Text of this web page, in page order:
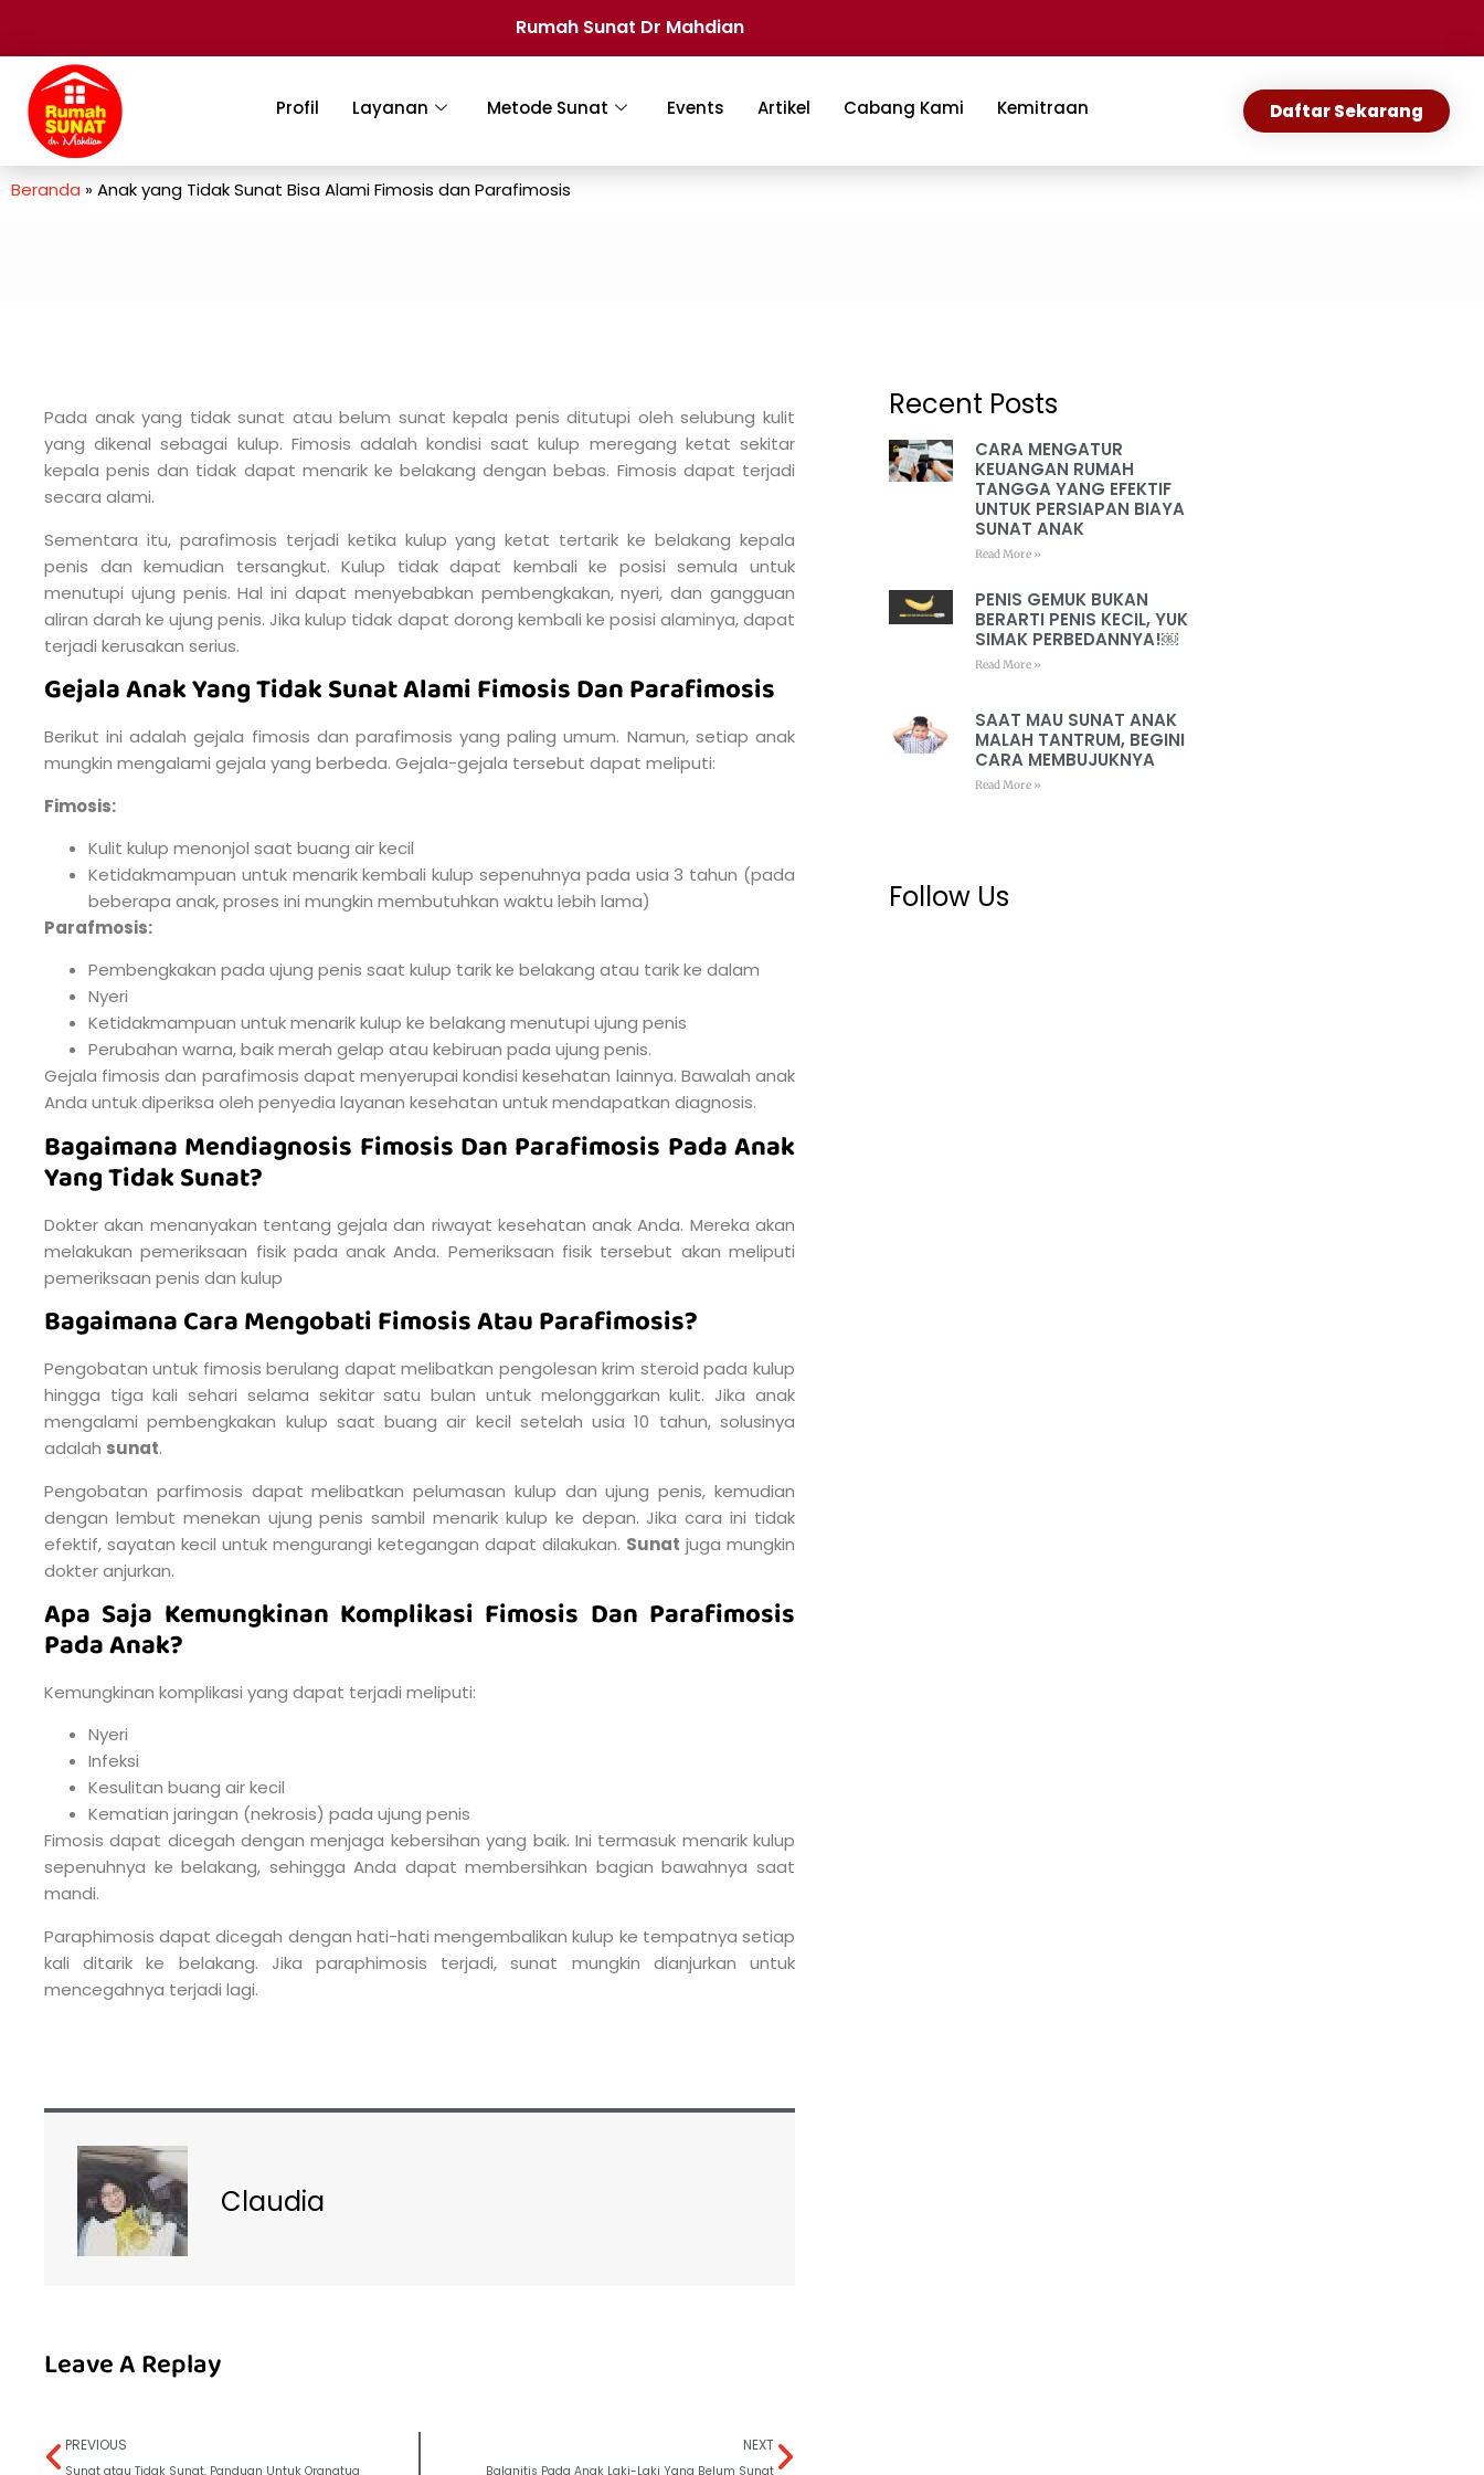
Rumah Sunat Dr Mahdian
Profil Layanan Metode Sunat Events Artikel Cabang Kami Kemitraan Daftar Sekarang
Beranda »Anak yang Tidak Sunat Bisa Alami Fimosis dan Parafimosis
Pada anak yang tidak sunat atau belum sunat kepala penis ditutupi oleh selubung kulit
yang dikenal sebagai kulup. Fimosis adalah kondisi saat kulup meregang ketat sekitar
kepala penis dan tidak dapat menarik ke belakang dengan bebas. Fimosis dapat terjadi
secara alami.
Sementara itu, parafimosis terjadi ketika kulup yang ketat tertarik ke belakang kepala
penis dan kemudian tersangkut. Kulup tidak dapat kembali ke posisi semula untuk
menutupi ujung penis. Hal ini dapat menyebabkan pembengkakan, nyeri, dan gangguan
aliran darah ke ujung penis. Jika kulup tidak dapat dorong kembali ke posisi alaminya, dapat
terjadi kerusakan serius.
Gejala Anak Yang Tidak Sunat Alami Fimosis Dan Parafimosis
Berikut ini adalah gejala fimosis dan parafimosis yang paling umum. Namun, setiap anak
mungkin mengalami gejala yang berbeda. Gejala-gejala tersebut dapat meliputi:
Fimosis:
Kulit kulup menonjol saat buang air kecil
Ketidakmampuan untuk menarik kembali kulup sepenuhnya pada usia 3 tahun (pada
beberapa anak, proses ini mungkin membutuhkan waktu lebih lama)
Parafmosis:
Pembengkakan pada ujung penis saat kulup tarik ke belakang atau tarik ke dalam
Nyeri
Ketidakmampuan untuk menarik kulup ke belakang menutupi ujung penis
Perubahan warna, baik merah gelap atau kebiruan pada ujung penis.
Gejala fimosis dan parafimosis dapat menyerupai kondisi kesehatan lainnya. Bawalah anak
Anda untuk diperiksa oleh penyedia layanan kesehatan untuk mendapatkan diagnosis.
Bagaimana Mendiagnosis Fimosis Dan Parafimosis Pada Anak
Yang Tidak Sunat?
Dokter akan menanyakan tentang gejala dan riwayat kesehatan anak Anda. Mereka akan
melakukan pemeriksaan fisik pada anak Anda. Pemeriksaan fisik tersebut akan meliputi
pemeriksaan penis dan kulup
Bagaimana Cara Mengobati Fimosis Atau Parafimosis?
Pengobatan untuk fimosis berulang dapat melibatkan pengolesan krim steroid pada kulup
hingga tiga kali sehari selama sekitar satu bulan untuk melonggarkan kulit. Jika anak
mengalami pembengkakan kulup saat buang air kecil setelah usia 10 tahun, solusinya
adalah sunat.
Pengobatan parfimosis dapat melibatkan pelumasan kulup dan ujung penis, kemudian
dengan lembut menekan ujung penis sambil menarik kulup ke depan. Jika cara ini tidak
efektif, sayatan kecil untuk mengurangi ketegangan dapat dilakukan. Sunat juga mungkin
dokter anjurkan.
Apa Saja Kemungkinan Komplikasi Fimosis Dan Parafimosis
Pada Anak?
Kemungkinan komplikasi yang dapat terjadi meliputi:
Nyeri
Infeksi
Kesulitan buang air kecil
Kematian jaringan (nekrosis) pada ujung penis
Fimosis dapat dicegah dengan menjaga kebersihan yang baik. Ini termasuk menarik kulup
sepenuhnya ke belakang, sehingga Anda dapat membersihkan bagian bawahnya saat
mandi.
Paraphimosis dapat dicegah dengan hati-hati mengembalikan kulup ke tempatnya setiap
kali ditarik ke belakang. Jika paraphimosis terjadi, sunat mungkin dianjurkan untuk
mencegahnya terjadi lagi.
Claudia
Leave A Replay
PREVIOUS
Sunat atau Tidak Sunat, Panduan Untuk Orangtua
NEXT
Balanitis Pada Anak Laki-Laki Yang Belum Sunat
Recent Posts
CARA MENGATUR
KEUANGAN RUMAH
TANGGA YANG EFEKTIF
UNTUK PERSIAPAN BIAYA
SUNAT ANAK
Read More »
PENIS GEMUK BUKAN
BERARTI PENIS KECIL, YUK
SIMAK PERBEDANNYA!￼
Read More »
SAAT MAU SUNAT ANAK
MALAH TANTRUM, BEGINI
CARA MEMBUJUKNYA
Read More »
Follow Us